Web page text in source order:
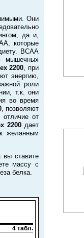
Они
да и,
которые
BCAA
мышечных
2200, при
энергию,
роли
т.к. они
во время
, позволяют
от
2200 дает
желанным
вы ставите
массу с
белка.
4 табл.